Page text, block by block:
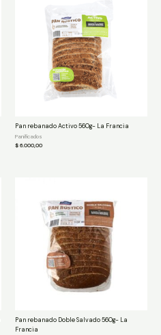
Pan rebanado Activo 560g- La Francia
Panificados
$6.000,00
Pan rebanado Doble Salvado 560g- La
Francia